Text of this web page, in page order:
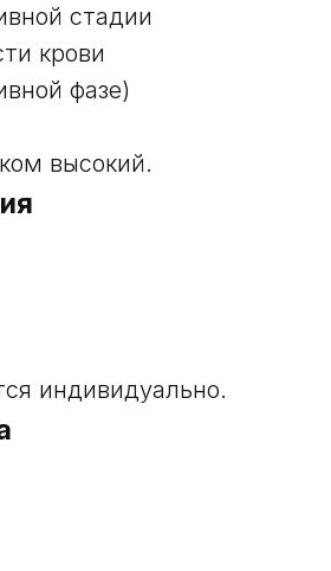
стадии
крови
фазе)
высокий.
индивидуально.